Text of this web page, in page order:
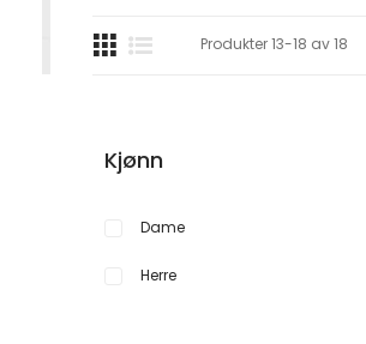
Kjønn
Dame
Herre
Produkter13-18 av18